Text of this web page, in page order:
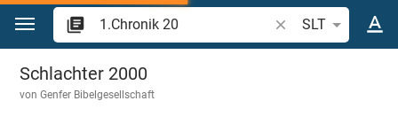
Zum Inhalt springen
Bibelstelle oder
SLT
1.Chronik 20
Schlachter 2000
vonGenfer Bibelgesellschaft